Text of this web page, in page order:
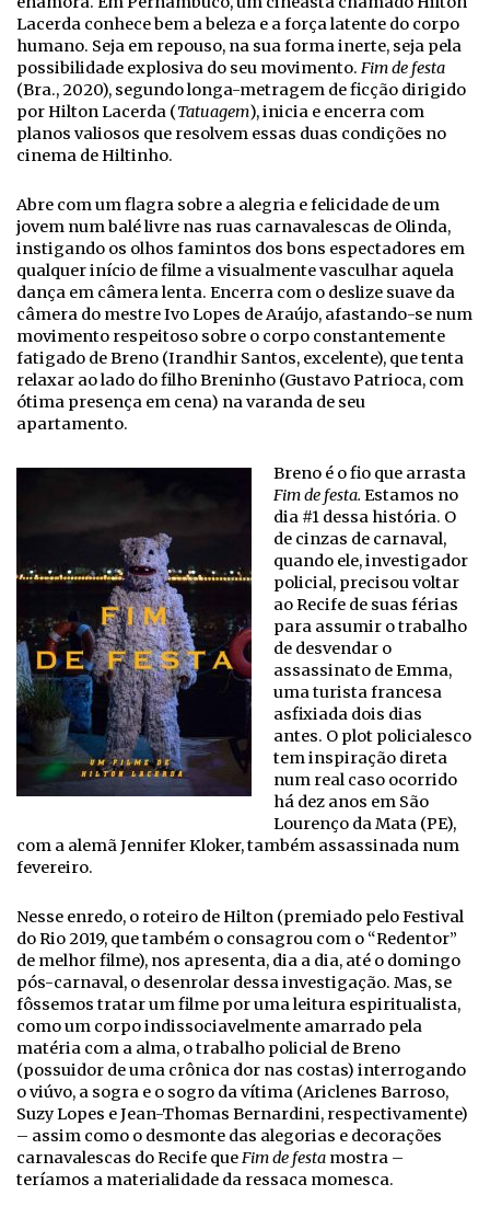
Lacerda conhece bem a beleza e a força latente do corpo
humano. Seja em repouso, na sua forma inerte, seja pela
possibilidade explosiva do seu movimento. Fim de festa
(Bra., 2020), segundo longa-metragem de ficção dirigido
por Hilton Lacerda (Tatuagem), inicia e encerra com
planos valiosos que resolvem essas duas condições no
cinema de Hiltinho.
Abre com um flagra sobre a alegria e felicidade de um
jovem num balé livre nas ruas carnavalescas de Olinda,
instigando os olhos famintos dos bons espectadores em
qualquer início de filme a visualmente vasculhar aquela
dança em câmera lenta. Encerra com o deslize suave da
câmera do mestre Ivo Lopes de Araújo, afastando-se num
movimento respeitoso sobre o corpo constantemente
fatigado de Breno (Irandhir Santos, excelente), que tenta
relaxar ao lado do filho Breninho (Gustavo Patrioca, com
ótima presença em cena) na varanda de seu
apartamento.
Breno é o fio que arrasta
Fim de festa. Estamos no
dia #1 dessa história. O
de cinzas de carnaval,
quando ele, investigador
policial, precisou voltar
ao Recife de suas férias
para assumir o trabalho
de desvendar o
assassinato de Emma,
uma turista francesa
asfixiada dois dias
antes. O plot policialesco
tem inspiração direta
num real caso ocorrido
há dez anos em São
Lourenço da Mata (PE),
com a alemã Jennifer Kloker, também assassinada num
fevereiro.
Nesse enredo, o roteiro de Hilton (premiado pelo Festival
do Rio 2019, que também o consagrou com o “Redentor”
de melhor filme), nos apresenta, dia a dia, até o domingo
pós-carnaval, o desenrolar dessa investigação. Mas, se
fôssemos tratar um filme por uma leitura espiritualista,
como um corpo indissociavelmente amarrado pela
matéria com a alma, o trabalho policial de Breno
(possuidor de uma crônica dor nas costas) interrogando
o viúvo, a sogra e o sogro da vítima (Ariclenes Barroso,
Suzy Lopes e Jean-Thomas Bernardini, respectivamente)
– assim como o desmonte das alegorias e decorações
carnavalescas do Recife queFim de festa mostra –
teríamos a materialidade da ressaca momesca.